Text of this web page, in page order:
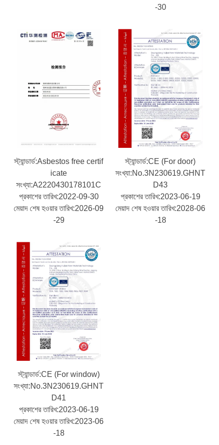
-30
স্ট্যান্ডার্ড:Asbestos free certif
icate
সংখ্যা:A2220430178101C
প্রকাশের তারিখ:2022-09-30
মেয়াদ শেষ হওয়ার তারিখ:2026-09
-29
স্ট্যান্ডার্ড:CE (For door)
সংখ্যা:No.3N230619.GHNT
D43
প্রকাশের তারিখ:2023-06-19
মেয়াদ শেষ হওয়ার তারিখ:2028-06
-18
স্ট্যান্ডার্ড:CE (For window)
সংখ্যা:No.3N230619.GHNT
D41
প্রকাশের তারিখ:2023-06-19
মেয়াদ শেষ হওয়ার তারিখ:2023-06
-18